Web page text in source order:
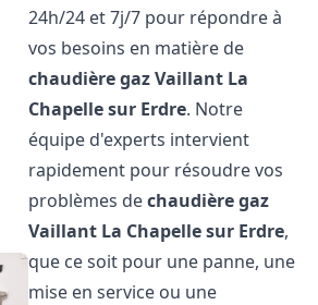
24h/24 et 7j/7 pour répondre à
vos besoins en matière de
chaudière gaz Vaillant La
Chapelle sur Erdre. Notre
équipe d'experts intervient
rapidement pour résoudre vos
problèmes dechaudière gaz
Vaillant La Chapelle sur Erdre,
que ce soit pour une panne, une
mise en service ou une